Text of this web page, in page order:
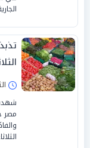
الثلاثاء
مصر